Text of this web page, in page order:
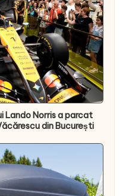
Lando Norris a parcat
din București